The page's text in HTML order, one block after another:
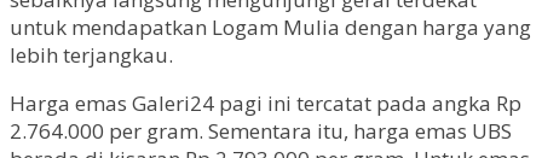
untuk mendapatkan Logam Mulia dengan harga yang
lebih terjangkau.
Harga emas Galeri24 pagi ini tercatat pada angka Rp
2.764.000 per gram. Sementara itu, harga emas UBS